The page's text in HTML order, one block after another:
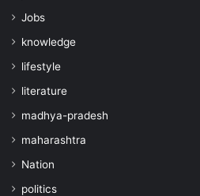
Jobs
knowledge
lifestyle
literature
madhya-pradesh
maharashtra
Nation
politics